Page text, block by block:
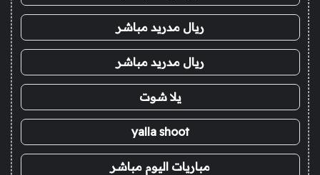
ريال مدريد مباشر
ريال مدريد مباشر
يلا شوت
yalla shoot
مباريات اليوم مباشر